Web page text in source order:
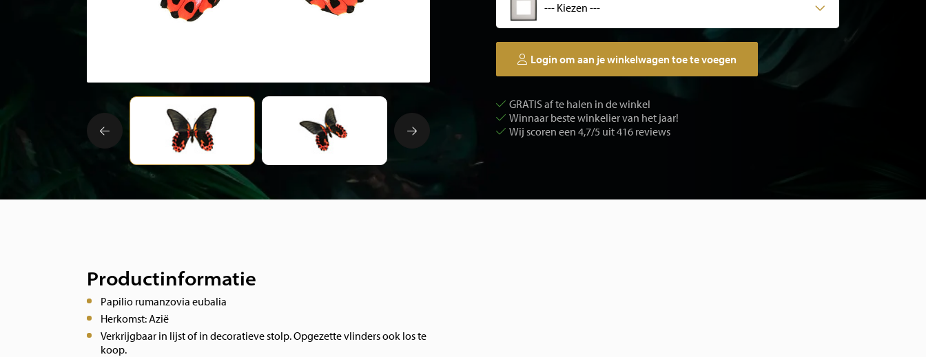
--- Kiezen ---
Login om aan je winkelwagen toe te voegen
GRATIS af te halen in de winkel
Winnaar beste winkelier van het jaar!
Wij scoren een 4,7/5 uit 416 reviews
Productinformatie
Papilio rumanzovia eubalia
Herkomst: Azië
Verkrijgbaar in lijst of in decoratieve stolp. Opgezette vlinders ook los te
koop.